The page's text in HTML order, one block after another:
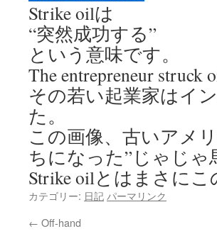
Strike oilは
“突然成功する”
という意味です。
The entrepreneur struck
その若い起業家はイ
た。
この画像、古いアメ
ちになった”じゃじゃ
Strike oilとはまさに
カテゴリー: 日記 パーマリンク
← Off-hand